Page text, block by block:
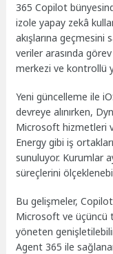
365 Copilot
izole yapay zekâ
akışlarına geçmesini
veriler arasında
merkezi ve kontrollü
Yeni güncelleme ile
devreye alınırken,
Microsoft hizmetleri
Energy gibi iş
sunuluyor. Kurumlar
süreçlerini
Bu gelişmeler,
Microsoft ve üçüncü
yöneten
Agent 365 ile